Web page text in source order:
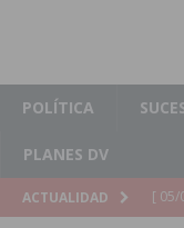
POLÍTICA
PLANES DV
ACTUALIDAD [ 05/